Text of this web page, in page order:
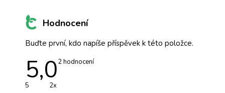
Hodnocení
Buďte první, kdo napíše příspěvek k této položce.
5,0Průměrné
2 hodnocení
5
2x